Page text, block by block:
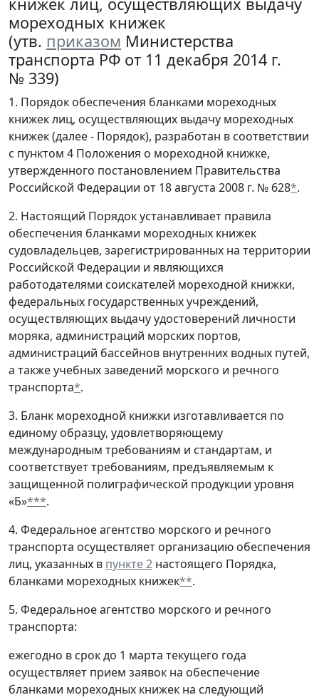
мореходных книжек
(утв. приказом Министерства
транспорта РФ от 11 декабря 2014 г.
№ 339)
1. Порядок обеспечения бланками мореходных
книжек лиц, осуществляющих выдачу мореходных
книжек (далее - Порядок), разработан в соответствии
с пунктом 4 Положения о мореходной книжке,
утвержденного постановлением Правительства
Российской Федерации от 18 августа 2008 г. № 628*.
2. Настоящий Порядок устанавливает правила
обеспечения бланками мореходных книжек
судовладельцев, зарегистрированных на территории
Российской Федерации и являющихся
работодателями соискателей мореходной книжки,
федеральных государственных учреждений,
осуществляющих выдачу удостоверений личности
моряка, администраций морских портов,
администраций бассейнов внутренних водных путей,
а также учебных заведений морского и речного
транспорта*.
3. Бланк мореходной книжки изготавливается по
единому образцу, удовлетворяющему
международным требованиям и стандартам, и
соответствует требованиям, предъявляемым к
защищенной полиграфической продукции уровня
«Б»***.
4. Федеральное агентство морского и речного
транспорта осуществляет организацию обеспечения
лиц, указанных в пункте 2 настоящего Порядка,
бланками мореходных книжек**.
5. Федеральное агентство морского и речного
транспорта:
ежегодно в срок до 1 марта текущего года
осуществляет прием заявок на обеспечение
бланками мореходных книжек на следующий